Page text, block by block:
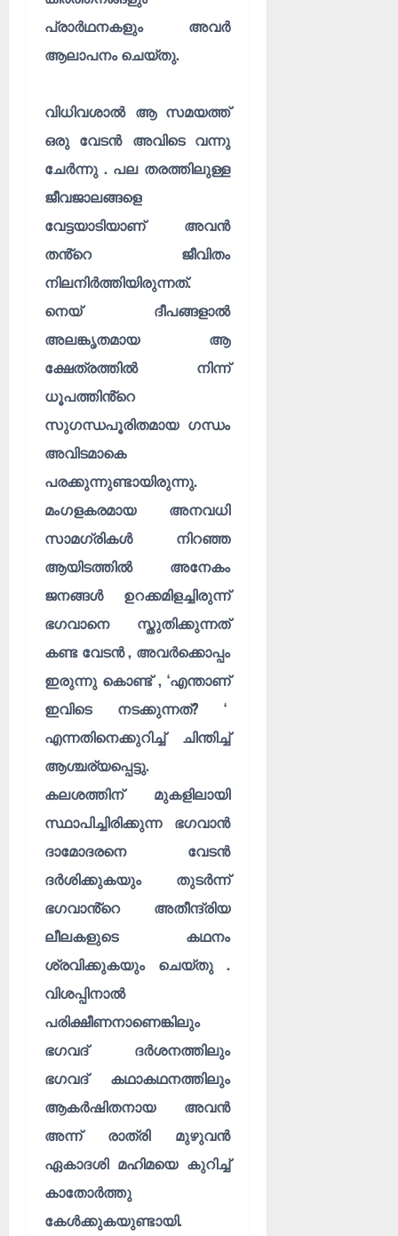
പ്രാർഥനകളും അവർ
ആലാപനം ചെയ്തു.
വിധിവശാൽ ആ സമയത്ത്
ഒരു വേടൻ അവിടെ വന്നു
ചേർന്നു . പല തരത്തിലുള്ള
ജീവജാലങ്ങളെ
വേട്ടയാടിയാണ് അവൻ
തൻ്റെ ജീവിതം
നിലനിർത്തിയിരുന്നത്.
നെയ് ദീപങ്ങളാൽ
അലങ്കൃതമായ ആ
ക്ഷേത്രത്തിൽ നിന്ന്
ധൂപത്തിൻ്റെ
സുഗന്ധപൂരിതമായ ഗന്ധം
അവിടമാകെ
പരക്കുന്നുണ്ടായിരുന്നു.
മംഗളകരമായ അനവധി
സാമഗ്രികൾ നിറഞ്ഞ
ആയിടത്തിൽ അനേകം
ജനങ്ങൾ ഉറക്കമിളച്ചിരുന്ന്
ഭഗവാനെ സ്തുതിക്കുന്നത്
കണ്ട വേടൻ , അവർക്കൊപ്പം
ഇരുന്നു കൊണ്ട് , ‘എന്താണ്
ഇവിടെ നടക്കുന്നത്? ‘
എന്നതിനെക്കുറിച്ച് ചിന്തിച്ച്
ആശ്ചര്യപ്പെട്ടു.
കലശത്തിന് മുകളിലായി
സ്ഥാപിച്ചിരിക്കുന്ന ഭഗവാൻ
ദാമോദരനെ വേടൻ
ദർശിക്കുകയും തുടർന്ന്
ഭഗവാൻ്റെ അതീന്ദ്രിയ
ലീലകളുടെ കഥനം
ശ്രവിക്കുകയും ചെയ്തു .
വിശപ്പിനാൽ
പരിക്ഷീണനാണെങ്കിലും
ഭഗവദ് ദർശനത്തിലും
ഭഗവദ് കഥാകഥനത്തിലും
ആകർഷിതനായ അവൻ
അന്ന് രാത്രി മുഴുവൻ
ഏകാദശി മഹിമയെ കുറിച്ച്
കാതോർത്തു
കേൾക്കുകയുണ്ടായി.